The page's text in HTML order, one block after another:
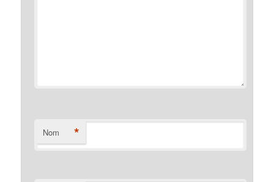
Nom *